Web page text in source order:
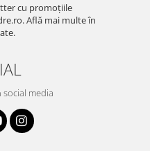
cu promoțiile
Află mai multe în
social media